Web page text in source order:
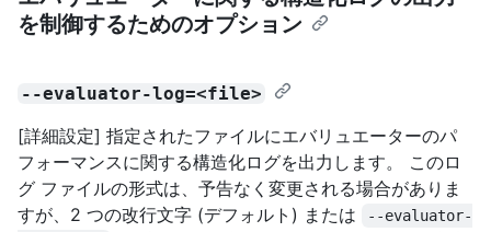
を制御するためのオプション
--evaluator-log=<file>
[詳細設定] 指定されたファイルにエバリュエーターのパ
フォーマンスに関する構造化ログを出力します。 このロ
グ ファイルの形式は、予告なく変更される場合がありま
すが、2 つの改行文字 (デフォルト) または
--evaluator-